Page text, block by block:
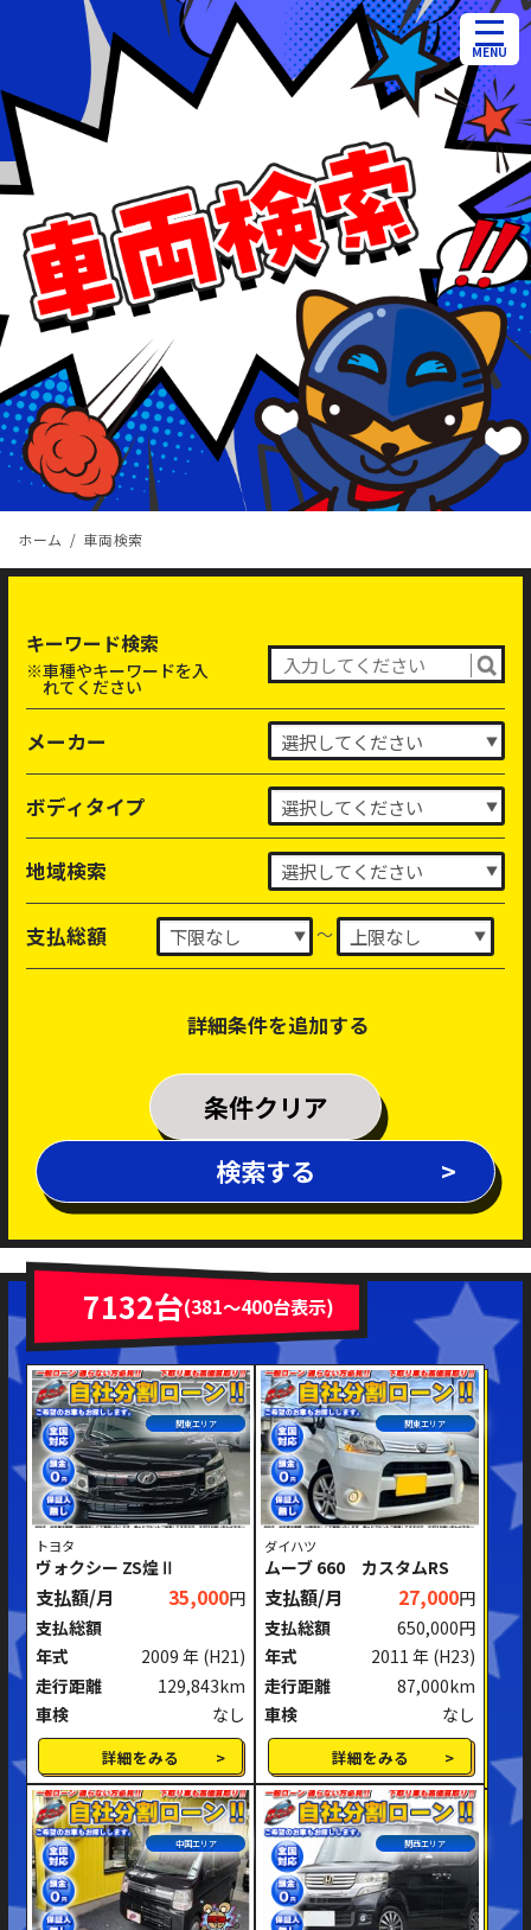
ホーム 車両検索
キーワード検索
※車種やキーワードを入
れてください
メーカー
ボディタイプ
地域検索
支払総額 ～
詳細条件を追加する
排気量
年式 ～
新着車両
修復歴あり
ミッション
MT
ハンドル
右ハンドル 左ハンドル
閉じる
条件クリア
検索する
7132台(381～400台表示)
関東エリア
トヨタ
ヴォクシー ZS煌Ⅱ
支払額/月 35,000円
支払総額
年式
2009 年 (H21)
走行距離
129,843km
車検
なし
詳細をみる
関東エリア
ダイハツ
ムーブ 660 カスタムRS
支払額/月 27,000円
支払総額
650,000円
年式
2011 年 (H23)
走行距離
87,000km
車検
なし
詳細をみる
中国エリア 関西エリア